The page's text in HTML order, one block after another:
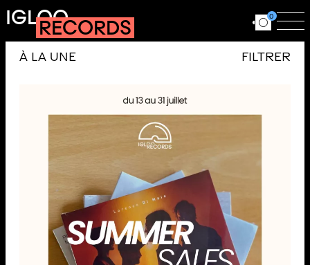
Aller au contenu principal
IGLOORECORDS Ouvrir le
0
Actualités FILTRER
À LA UNE